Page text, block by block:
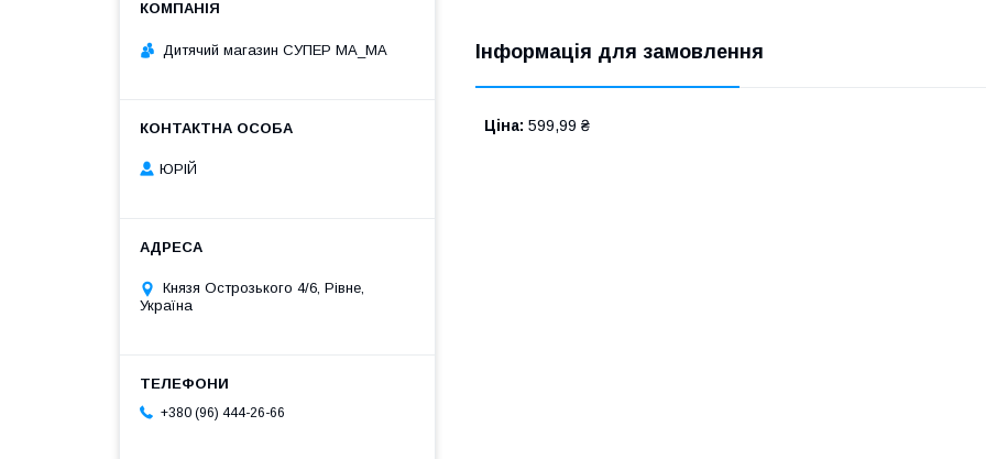
Інформація для замовлення
Ціна: 599,99 ₴
Дитячий магазин СУПЕР МА_МА
ЮРІЙ
Князя Острозького 4/6, Рівне,
Україна
+380 (96) 444-26-66